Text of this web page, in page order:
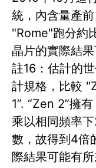
統，內含量產
"Rome"跑分約
晶片的實際結
註16：估計的
計規格，比較
1”. “Zen 2”擁
乘以相同頻率
數，故得到4倍
際結果可能有